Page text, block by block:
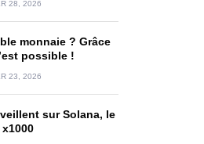
28, 2026
monnaie ? Grâce
possible !
23, 2026
sur Solana, le